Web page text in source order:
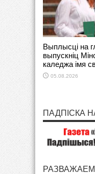
Выплысці на
выпускніц
каледжа імя
05.08.2026
ПАДПІСКА
РАЗВАЖАЕМ